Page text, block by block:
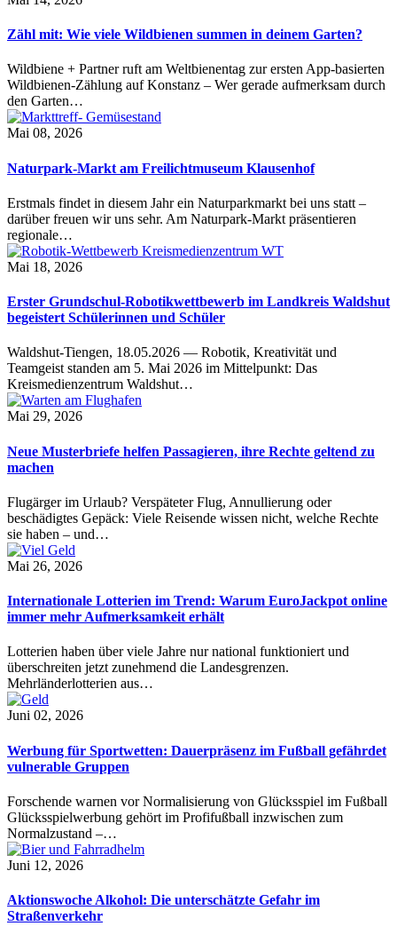
Zähl mit: Wie viele Wildbienen summen in deinem Garten?
Wildbiene + Partner ruft am Weltbienentag zur ersten App-basierten
Wildbienen-Zählung auf Konstanz – Wer gerade aufmerksam durch
den Garten…
Mai 08, 2026
Naturpark-Markt am Freilichtmuseum Klausenhof
Erstmals findet in diesem Jahr ein Naturparkmarkt bei uns statt –
darüber freuen wir uns sehr. Am Naturpark-Markt präsentieren
regionale…
Mai 18, 2026
Erster Grundschul-Robotikwettbewerb im Landkreis Waldshut
begeistert Schülerinnen und Schüler
Waldshut-Tiengen, 18.05.2026 — Robotik, Kreativität und
Teamgeist standen am 5. Mai 2026 im Mittelpunkt: Das
Kreismedienzentrum Waldshut…
Mai 29, 2026
Neue Musterbriefe helfen Passagieren, ihre Rechte geltend zu
machen
Flugärger im Urlaub? Verspäteter Flug, Annullierung oder
beschädigtes Gepäck: Viele Reisende wissen nicht, welche Rechte
sie haben – und…
Mai 26, 2026
Internationale Lotterien im Trend: Warum EuroJackpot online
immer mehr Aufmerksamkeit erhält
Lotterien haben über viele Jahre nur national funktioniert und
überschreiten jetzt zunehmend die Landesgrenzen.
Mehrländerlotterien aus…
Juni 02, 2026
Werbung für Sportwetten: Dauerpräsenz im Fußball gefährdet
vulnerable Gruppen
Forschende warnen vor Normalisierung von Glücksspiel im Fußball
Glücksspielwerbung gehört im Profifußball inzwischen zum
Normalzustand –…
Juni 12, 2026
Aktionswoche Alkohol: Die unterschätzte Gefahr im
Straßenverkehr